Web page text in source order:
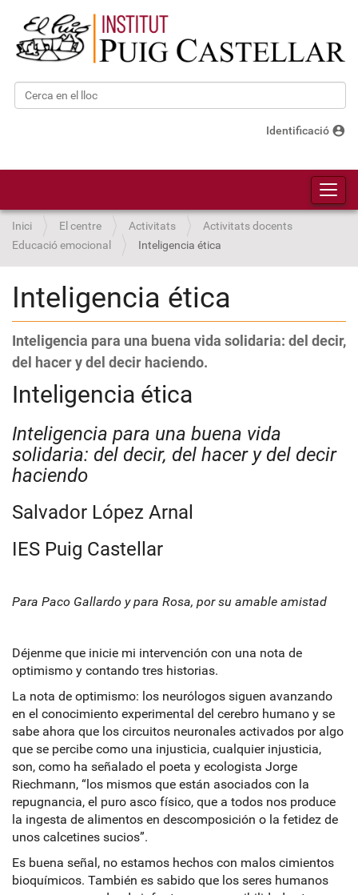
Cerca
Identificació account_circle
Inici El centre Activitats
Activitats docents
Educació emocional
Inteligencia ética
Inteligencia ética
Inteligencia para una buena vida solidaria: del decir,
del hacer y del decir haciendo.
Inteligencia ética
Inteligencia para una buena vida
solidaria: del decir, del hacer y del decir
haciendo
Salvador López Arnal
IES Puig Castellar
Para Paco Gallardo y para Rosa, por su amable amistad
Déjenme que inicie mi intervención con una nota de
optimismo y contando tres historias.
La nota de optimismo: los neurólogos siguen avanzando
en el conocimiento experimental del cerebro humano y se
sabe ahora que los circuitos neuronales activados por algo
que se percibe como una injusticia, cualquier injusticia,
son, como ha señalado el poeta y ecologista Jorge
Riechmann, “los mismos que están asociados con la
repugnancia, el puro asco físico, que a todos nos produce
la ingesta de alimentos en descomposición o la fetidez de
unos calcetines sucios”.
Es buena señal, no estamos hechos con malos cimientos
bioquímicos. También es sabido que los seres humanos